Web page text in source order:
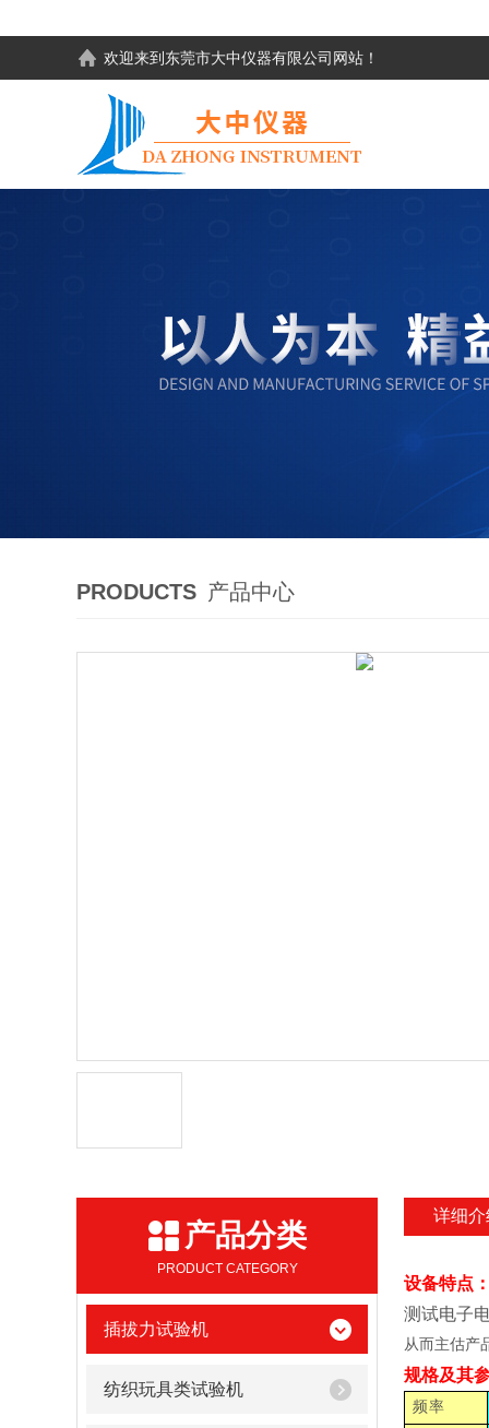
欢迎来到东莞市大中仪器有限公司网站！
PRODUCTS 产品中心
产品分类
PRODUCT CATEGORY
插拔力试验机
纺织玩具类试验机
详细介
设备特点
测试电子
从而主估产
规格及其
频率